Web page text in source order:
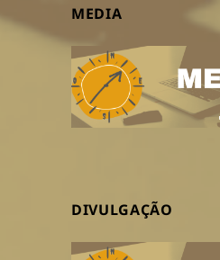
MEDIA
DIVULGAÇÃO